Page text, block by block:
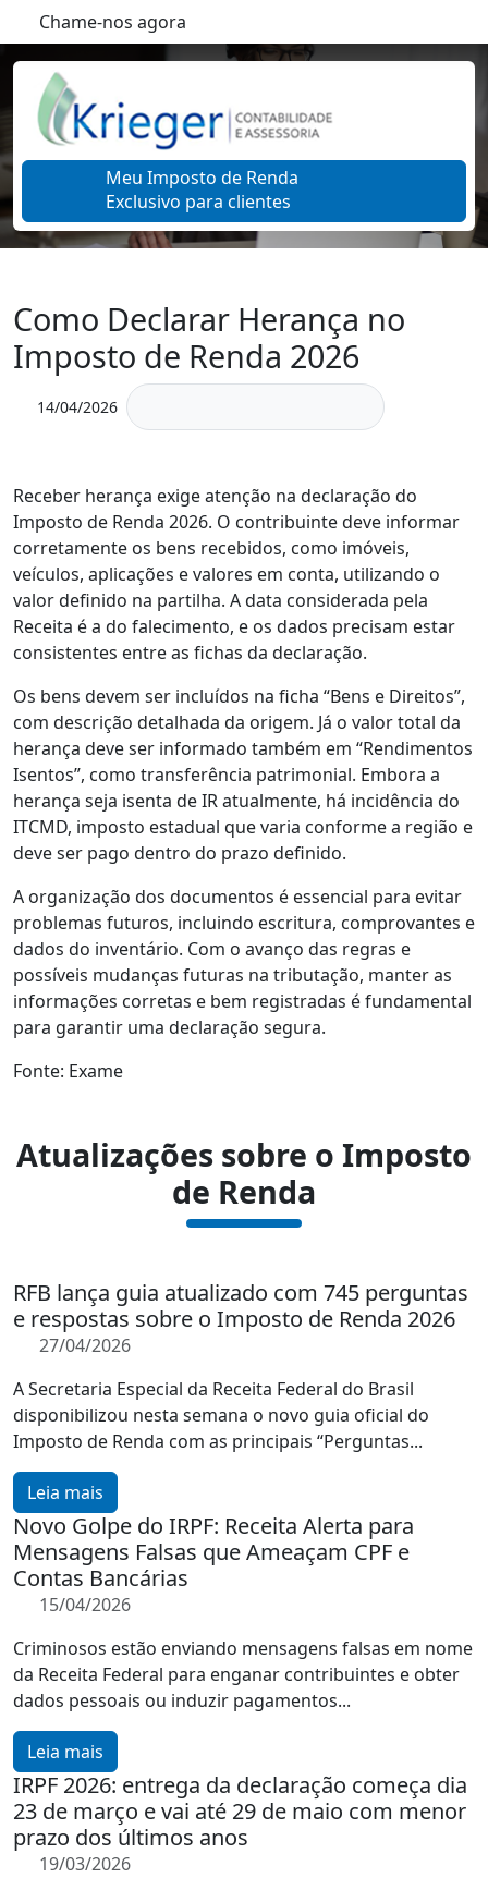
Chame-nos agora
Meu Imposto de Renda
Exclusivo para clientes
Como Declarar Herança no
Imposto de Renda 2026
14/04/2026
Receber herança exige atenção na declaração do
Imposto de Renda 2026. O contribuinte deve informar
corretamente os bens recebidos, como imóveis,
veículos, aplicações e valores em conta, utilizando o
valor definido na partilha. A data considerada pela
Receita é a do falecimento, e os dados precisam estar
consistentes entre as fichas da declaração.
Os bens devem ser incluídos na ficha “Bens e Direitos”,
com descrição detalhada da origem. Já o valor total da
herança deve ser informado também em “Rendimentos
Isentos”, como transferência patrimonial. Embora a
herança seja isenta de IR atualmente, há incidência do
ITCMD, imposto estadual que varia conforme a região e
deve ser pago dentro do prazo definido.
A organização dos documentos é essencial para evitar
problemas futuros, incluindo escritura, comprovantes e
dados do inventário. Com o avanço das regras e
possíveis mudanças futuras na tributação, manter as
informações corretas e bem registradas é fundamental
para garantir uma declaração segura.
Fonte: Exame
Atualizações sobre o Imposto
de Renda
RFB lança guia atualizado com 745 perguntas
e respostas sobre o Imposto de Renda 2026
27/04/2026
A Secretaria Especial da Receita Federal do Brasil
disponibilizou nesta semana o novo guia oficial do
Imposto de Renda com as principais “Perguntas...
Leia mais
Novo Golpe do IRPF: Receita Alerta para
Mensagens Falsas que Ameaçam CPF e
Contas Bancárias
15/04/2026
Criminosos estão enviando mensagens falsas em nome
da Receita Federal para enganar contribuintes e obter
dados pessoais ou induzir pagamentos...
Leia mais
IRPF 2026: entrega da declaração começa dia
23 de março e vai até 29 de maio com menor
prazo dos últimos anos
19/03/2026